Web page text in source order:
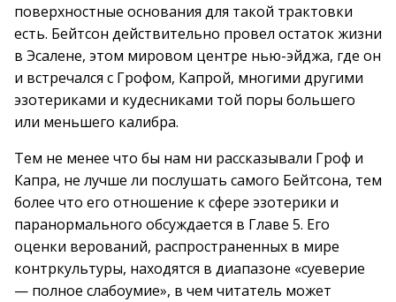
поверхностные основания для такой трактовки
есть. Бейтсон действительно провел остаток жизни
в Эсалене, этом мировом центре нью-эйджа, где он
и встречался с Грофом, Капрой, многими другими
эзотериками и кудесниками той поры большего
или меньшего калибра.
Тем не менее что бы нам ни рассказывали Гроф и
Капра, не лучше ли послушать самого Бейтсона, тем
более что его отношение к сфере эзотерики и
паранормального обсуждается в Главе 5. Его
оценки верований, распространенных в мире
контркультуры, находятся в диапазоне «суеверие
— полное слабоумие», в чем читатель может